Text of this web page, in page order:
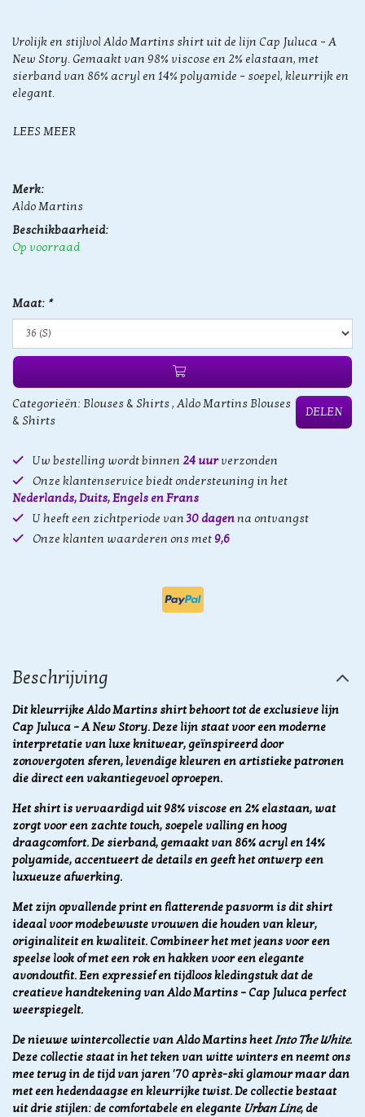
Vrolijk en stijlvol Aldo Martins shirt uit de lijn Cap Juluca – A
New Story. Gemaakt van 98% viscose en 2% elastaan, met
sierband van 86% acryl en 14% polyamide – soepel, kleurrijk en
elegant.
LEES MEER
Merk:
Aldo Martins
Beschikbaarheid:
Op voorraad
Maat: *
Categorieën: Blouses & Shirts, Aldo Martins Blouses
& Shirts
DELEN
Uw bestelling wordt binnen 24 uurverzonden
Onze klantenservice biedt ondersteuning in het
Nederlands, Duits, Engels en Frans
U heeft een zichtperiode van30 dagenna ontvangst
Onze klanten waarderen ons met 9,6
Beschrijving
Dit kleurrijke Aldo Martins shirt behoort tot de exclusieve lijn
Cap Juluca – A New Story. Deze lijn staat voor een moderne
interpretatie van luxe knitwear, geïnspireerd door
zonovergoten sferen, levendige kleuren en artistieke patronen
die direct een vakantiegevoel oproepen.
Het shirt is vervaardigd uit 98% viscose en 2% elastaan, wat
zorgt voor een zachte touch, soepele valling en hoog
draagcomfort. De sierband, gemaakt van 86% acryl en 14%
polyamide, accentueert de details en geeft het ontwerp een
luxueuze afwerking.
Met zijn opvallende print en flatterende pasvorm is dit shirt
ideaal voor modebewuste vrouwen die houden van kleur,
originaliteit en kwaliteit. Combineer het met jeans voor een
speelse look of met een rok en hakken voor een elegante
avondoutfit. Een expressief en tijdloos kledingstuk dat de
creatieve handtekening van Aldo Martins – Cap Juluca perfect
weerspiegelt.
De nieuwe wintercollectie van Aldo Martins heetInto The White.
Deze collectie staat in het teken van witte winters en neemt ons
mee terug in de tijd van jaren '70 après-ski glamour maar dan
met een hedendaagse en kleurrijke twist. De collectie bestaat
uit drie stijlen: de comfortabele en elegante Urban Line, de